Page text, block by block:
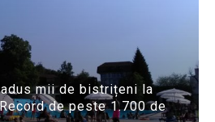
mii de bistrițeni la
de peste 1.700 de